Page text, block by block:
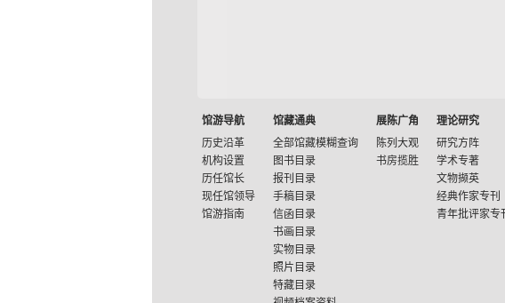
馆游导航
历史沿革
机构设置
历任馆长
现任馆领导
馆游指南
馆藏通典
全部馆藏模糊查询
图书目录
报刊目录
手稿目录
信函目录
书画目录
实物目录
照片目录
特藏目录
展陈广角
陈列大观
书房揽胜
理论研究
研究方阵
学术专著
文物撷英
经典作家专刊
青年批评家专